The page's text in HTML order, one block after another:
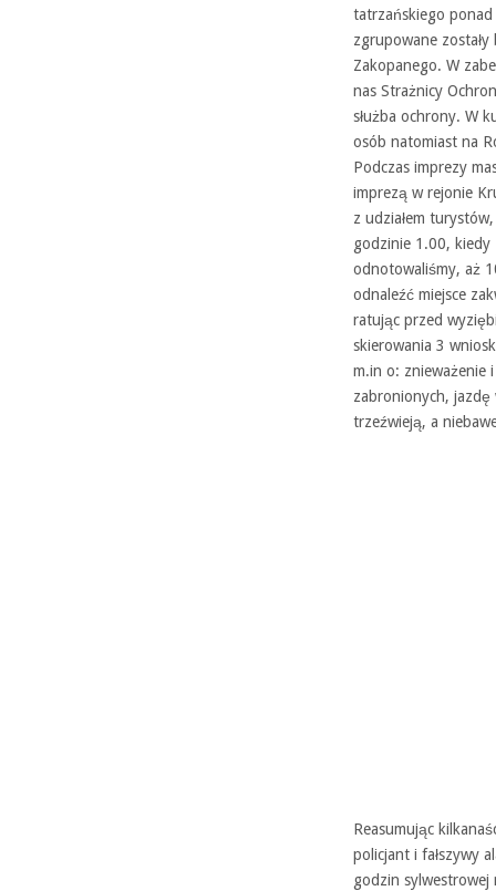
tatrzańskiego ponad
zgrupowane
Zakopanego. W
nas Strażnicy
służba ochrony. W
osób natomiast na
Podczas imprezy
imprezą w rejonie
z udziałem
godzinie 1.00, kiedy
odnotowaliśmy, aż
odnaleźć miejsce
ratując przed
skierowania 3
m.in o: znieważenie
zabronionych, jazdę
trzeźwieją, a
Reasumując
policjant i fałszywy
godzin sylwestrowej